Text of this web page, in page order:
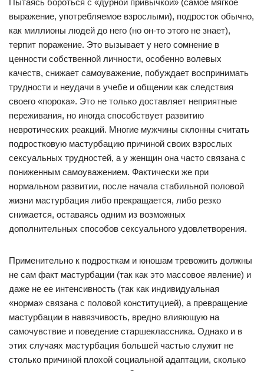
Пытаясь бороться с «дурной привычкой» (самое мягкое
выражение, употребляемое взрослыми), подросток обычно,
как миллионы людей до него (но он-то этого не знает),
терпит поражение. Это вызывает у него сомнение в
ценности собственной личности, особенно волевых
качеств, снижает самоуважение, побуждает воспринимать
трудности и неудачи в учебе и общении как следствия
своего «порока». Это не только доставляет неприятные
переживания, но иногда способствует развитию
невротических реакций. Многие мужчины склонны считать
подростковую мастурбацию причиной своих взрослых
сексуальных трудностей, а у женщин она часто связана с
пониженным самоуважением. Фактически же при
нормальном развитии, после начала стабильной половой
жизни мастурбация либо прекращается, либо резко
снижается, оставаясь одним из возможных
дополнительных способов сексуального удовлетворения.
Применительно к подросткам и юношам тревожить должны
не сам факт мастурбации (так как это массовое явление) и
даже не ее интенсивность (так как индивидуальная
«норма» связана с половой конституцией), а превращение
мастурбации в навязчивость, вредно влияющую на
самочувствие и поведение старшеклассника. Однако и в
этих случаях мастурбация большей частью служит не
столько причиной плохой социальной адаптации, сколько